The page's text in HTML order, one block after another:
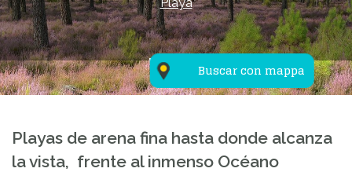
Buscar con mappa
Playas de arena fina hasta donde alcanza
la vista, frente al inmenso Océano